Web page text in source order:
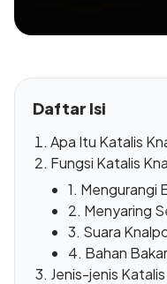
Daftar Isi
Apa Itu Katalis
Fungsi Katalis
1. Mengurangi
2. Menyaring
3. Suara
4. Bahan
Jenis-jenis